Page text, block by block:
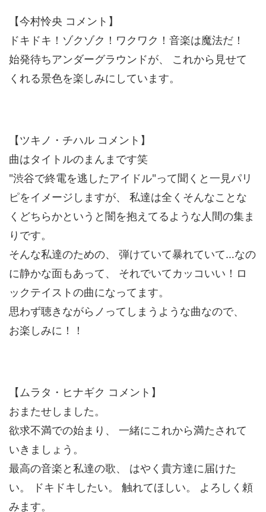
【今村怜央 コメント】
ドキドキ！ゾクゾク！ワクワク！音楽は魔法だ！
始発待ちアンダーグラウンドが、 これから見せて
くれる景色を楽しみにしています。
【ツキノ・チハル コメント】
曲はタイトルのまんまです笑
"渋谷で終電を逃したアイドル"って聞くと一見パリ
ピをイメージしますが、 私達は全くそんなことな
くどちらかというと闇を抱えてるような人間の集ま
りです。
そんな私達のための、 弾けていて暴れていて…なの
に静かな面もあって、 それでいてカッコいい！ロ
ックテイストの曲になってます。
思わず聴きながらノってしまうような曲なので、
お楽しみに！！
【ムラタ・ヒナギク コメント】
おまたせしました。
欲求不満での始まり、 一緒にこれから満たされて
いきましょう。
最高の音楽と私達の歌、 はやく貴方達に届けた
い。 ドキドキしたい。 触れてほしい。 よろしく頼
みます。